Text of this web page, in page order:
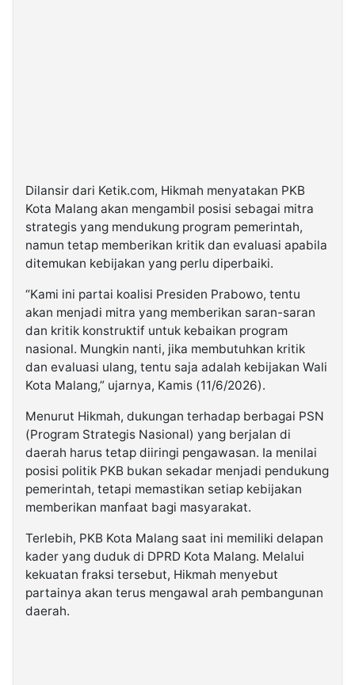
Dilansir dari Ketik.com, Hikmah menyatakan PKB
Kota Malang akan mengambil posisi sebagai mitra
strategis yang mendukung program pemerintah,
namun tetap memberikan kritik dan evaluasi apabila
ditemukan kebijakan yang perlu diperbaiki.
“Kami ini partai koalisi Presiden Prabowo, tentu
akan menjadi mitra yang memberikan saran-saran
dan kritik konstruktif untuk kebaikan program
nasional. Mungkin nanti, jika membutuhkan kritik
dan evaluasi ulang, tentu saja adalah kebijakan Wali
Kota Malang,” ujarnya, Kamis (11/6/2026).
Menurut Hikmah, dukungan terhadap berbagai PSN
(Program Strategis Nasional) yang berjalan di
daerah harus tetap diiringi pengawasan. Ia menilai
posisi politik PKB bukan sekadar menjadi pendukung
pemerintah, tetapi memastikan setiap kebijakan
memberikan manfaat bagi masyarakat.
Terlebih, PKB Kota Malang saat ini memiliki delapan
kader yang duduk di DPRD Kota Malang. Melalui
kekuatan fraksi tersebut, Hikmah menyebut
partainya akan terus mengawal arah pembangunan
daerah.